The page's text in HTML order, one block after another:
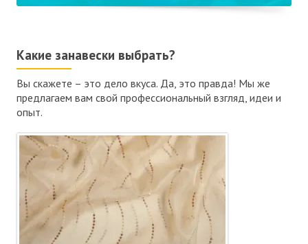
Какие занавески выбрать?
Вы скажете – это дело вкуса. Да, это правда! Мы же
предлагаем вам свой профессиональный взгляд, идеи и
опыт.